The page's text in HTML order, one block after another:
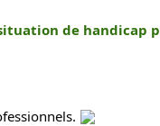
de handicap